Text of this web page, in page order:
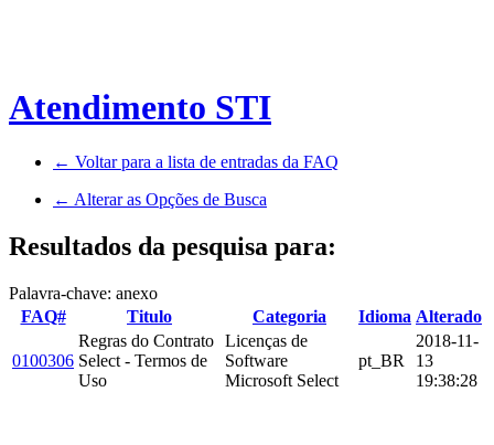
Atendimento STI
← Voltar para a lista de entradas da FAQ
← Alterar as Opções de Busca
Resultados da pesquisa para:
Palavra-chave: anexo
FAQ#
Titulo Categoria Idioma Alterado
0100306
Regras do Contrato
Select - Termos de
Uso
Licenças de
Software
Microsoft Select
pt_BR
2018-11-
13
19:38:28